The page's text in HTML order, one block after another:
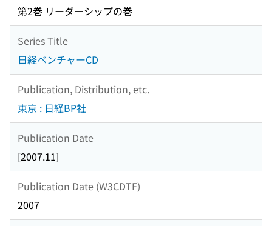
第2巻 リーダーシップの巻
Series Title
日経ベンチャーCD
Publication, Distribution, etc.
東京 : 日経BP社
Publication Date
[2007.11]
Publication Date (W3CDTF)
2007